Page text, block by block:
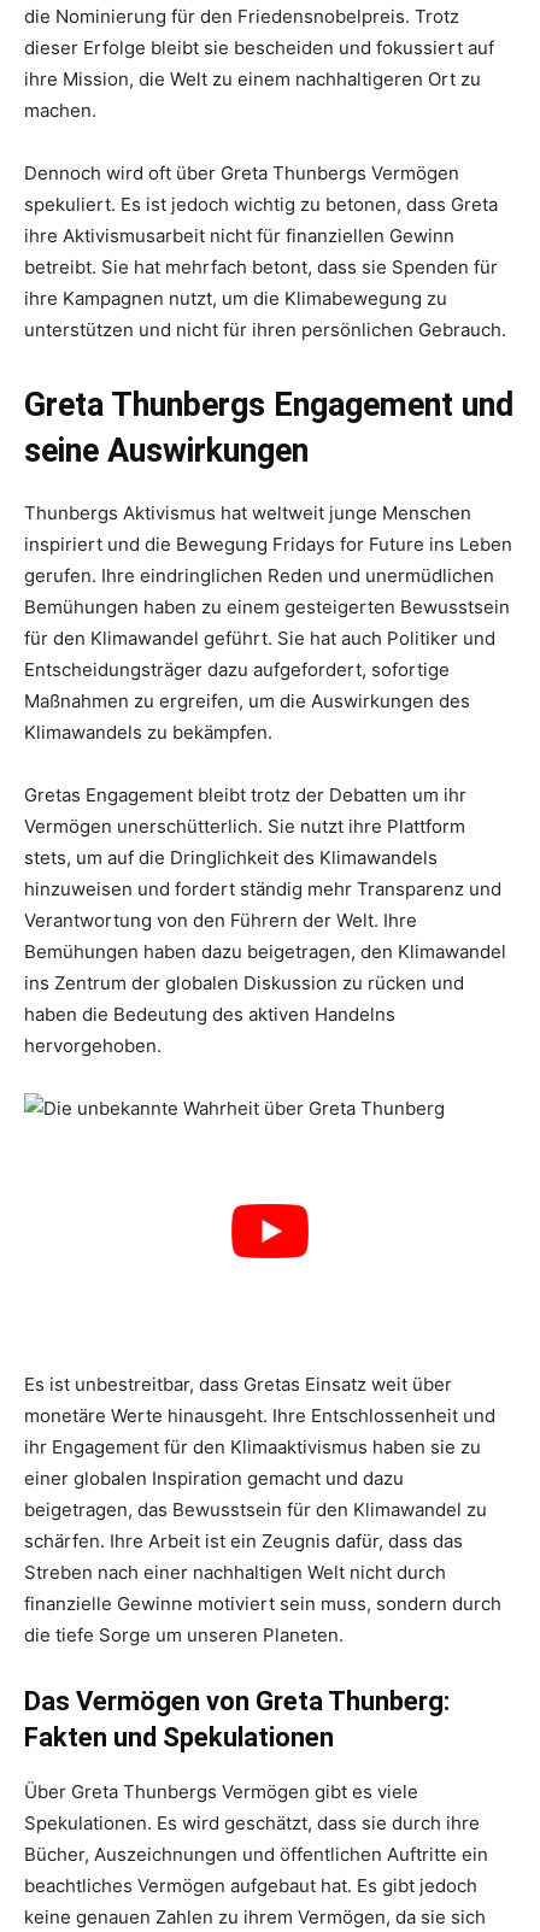
die Nominierung für den Friedensnobelpreis. Trotz
dieser Erfolge bleibt sie bescheiden und fokussiert auf
ihre Mission, die Welt zu einem nachhaltigeren Ort zu
machen.
Dennoch wird oft über Greta Thunbergs Vermögen
spekuliert. Es ist jedoch wichtig zu betonen, dass Greta
ihre Aktivismusarbeit nicht für finanziellen Gewinn
betreibt. Sie hat mehrfach betont, dass sie Spenden für
ihre Kampagnen nutzt, um die Klimabewegung zu
unterstützen und nicht für ihren persönlichen Gebrauch.
Greta Thunbergs Engagement und
seine Auswirkungen
Thunbergs Aktivismus hat weltweit junge Menschen
inspiriert und die Bewegung Fridays for Future ins Leben
gerufen. Ihre eindringlichen Reden und unermüdlichen
Bemühungen haben zu einem gesteigerten Bewusstsein
für den Klimawandel geführt. Sie hat auch Politiker und
Entscheidungsträger dazu aufgefordert, sofortige
Maßnahmen zu ergreifen, um die Auswirkungen des
Klimawandels zu bekämpfen.
Gretas Engagement bleibt trotz der Debatten um ihr
Vermögen unerschütterlich. Sie nutzt ihre Plattform
stets, um auf die Dringlichkeit des Klimawandels
hinzuweisen und fordert ständig mehr Transparenz und
Verantwortung von den Führern der Welt. Ihre
Bemühungen haben dazu beigetragen, den Klimawandel
ins Zentrum der globalen Diskussion zu rücken und
haben die Bedeutung des aktiven Handelns
hervorgehoben.
Es ist unbestreitbar, dass Gretas Einsatz weit über
monetäre Werte hinausgeht. Ihre Entschlossenheit und
ihr Engagement für den Klimaaktivismus haben sie zu
einer globalen Inspiration gemacht und dazu
beigetragen, das Bewusstsein für den Klimawandel zu
schärfen. Ihre Arbeit ist ein Zeugnis dafür, dass das
Streben nach einer nachhaltigen Welt nicht durch
finanzielle Gewinne motiviert sein muss, sondern durch
die tiefe Sorge um unseren Planeten.
Das Vermögen von Greta Thunberg:
Fakten und Spekulationen
Über Greta Thunbergs Vermögen gibt es viele
Spekulationen. Es wird geschätzt, dass sie durch ihre
Bücher, Auszeichnungen und öffentlichen Auftritte ein
beachtliches Vermögen aufgebaut hat. Es gibt jedoch
keine genauen Zahlen zu ihrem Vermögen, da sie sich